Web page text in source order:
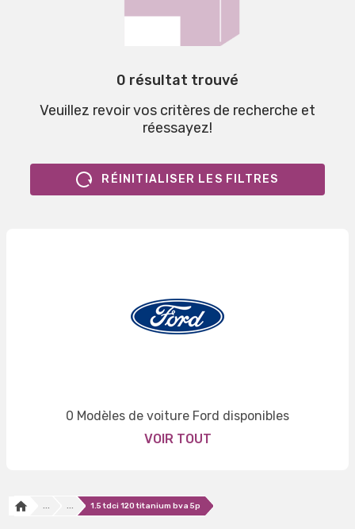
0 résultat trouvé
Veuillez revoir vos critères de recherche et
réessayez!
RÉINITIALISER LES FILTRES
0 Modèles de voiture Ford disponibles
VOIR TOUT
... ... 1.5 tdci 120 titanium bva 5p